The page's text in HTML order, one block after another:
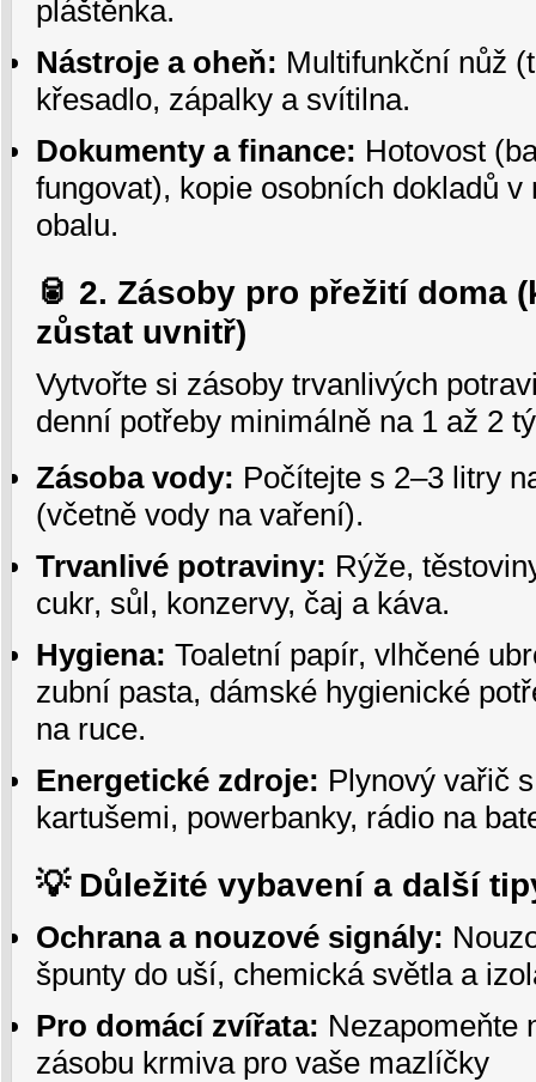
pláštěnka.
Nástroje a oheň: Multifunkční nůž
křesadlo, zápalky a svítilna.
Dokumenty a finance: Hotovost
fungovat), kopie osobních dokladů v
obalu.
🥫 2. Zásoby pro přežití doma
zůstat uvnitř)
Vytvořte si zásoby trvanlivých
denní potřeby minimálně na 1 až 2
Zásoba vody: Počítejte s 2–3 litry
(včetně vody na vaření).
Trvanlivé potraviny: Rýže,
cukr, sůl, konzervy, čaj a káva.
Hygiena: Toaletní papír, vlhčené
zubní pasta, dámské hygienické
na ruce.
Energetické zdroje: Plynový vařič
kartušemi, powerbanky, rádio na
💡 Důležité vybavení a další
Ochrana a nouzové signály:
špunty do uší, chemická světla a
Pro domácí zvířata: Nezapomeňte
zásobu krmiva pro vaše mazlíčky